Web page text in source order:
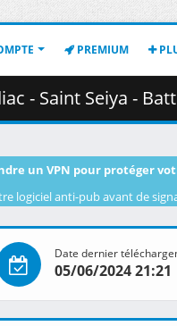
PREMIUM
Part 2 - 09
un VPN pour protéger
logiciel anti-pub avant de
Date dernier
05/06/2024 21:21